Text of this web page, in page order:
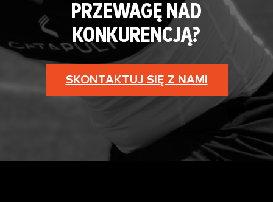
PRZEWAGĘ NAD
KONKURENCJĄ?
SKONTAKTUJ SIĘ Z NAMI